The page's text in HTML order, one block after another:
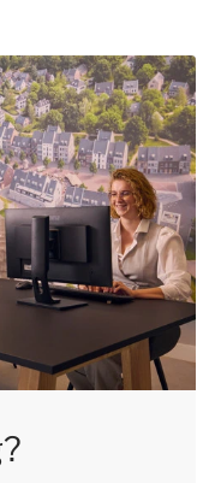
van
is.
toegestaan.
op onze
toegestaan.
te geven bij het
aan de